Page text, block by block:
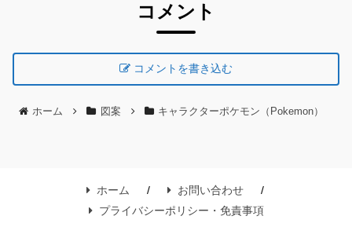
コメント
コメントを書き込む
ホーム 図案 キャラクターポケモン（Pokemon）
ホーム
お問い合わせ
プライバシーポリシー・免責事項